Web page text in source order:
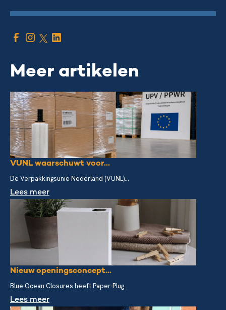
Meer artikelen
VUNL waarschuwt voor...
De Verpakkingsunie Nederland (VUNL)...
Lees meer
Nieuw openingsconcept...
Blue Ocean Closures heeft Paper-Plug...
Lees meer